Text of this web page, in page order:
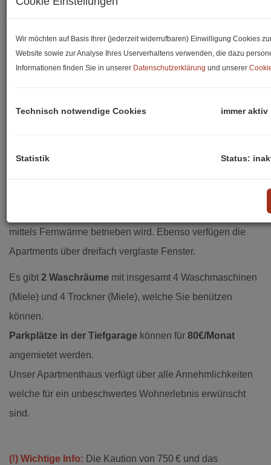
• Schreibtisch
• Kleiderschrank
• Badezimmer mit Walk-In Dusche
mittels Fernwärme betrieben wird. Ebenso verfügen die
Apartments über dreifach verglaste Fenster.
Es gibt 2 Waschräume mit insgesamt 4 Waschmaschinen
(Miele) und 4 Trockner (Miele), welche Sie benützen
können.
Parkplätze in der Tiefgarage können für 80€/Monat
angemietet werden.
Unser Apartmenthaus verfügt über alle Annehmlichkeiten
welche für ein unbeschwertes Wohnerlebnis erwünscht
sind.
(!) Wichtige Info: Die Kaution von 750 € und das
Wir möchten auf Basis Ihrer (jederzeit widerrufbaren) Einwilligung Cookies
Website sowie zur Analyse Ihres Userverhaltens verwenden, die dazu
Informationen finden Sie in unserer Datenschutzerklärung und unserer
Technisch notwendige Cookies immer aktiv
Statistik Status: